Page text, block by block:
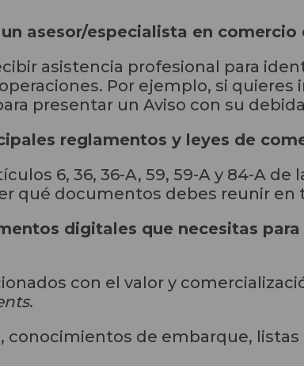
asesor/especialista en comercio
asistencia profesional para
Por ejemplo, si
presentar un Aviso con su
reglamentos y leyes de
6, 36, 36-A, 59, 59-A y 84-A
qué documentos debes reunir
digitales que necesitas
con el valor y
.
conocimientos de embarque,